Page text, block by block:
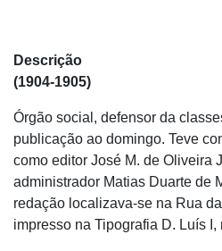
Descrição
(1904-1905)
Órgão social, defensor da
publicação ao domingo. Teve
como editor José M. de Oliveira
administrador Matias Duarte de
redação localizava-se na Rua
impresso na Tipografia D. Luís I,